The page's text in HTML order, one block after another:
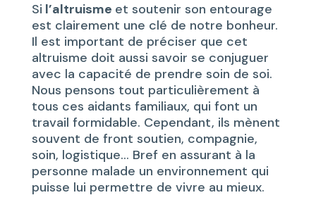
Si l’altruisme et soutenir son entourage
est clairement une clé de notre bonheur.
Il est important de préciser que cet
altruisme doit aussi savoir se conjuguer
avec la capacité de prendre soin de soi.
Nous pensons tout particulièrement à
tous ces aidants familiaux, qui font un
travail formidable. Cependant, ils mènent
souvent de front soutien, compagnie,
soin, logistique… Bref en assurant à la
personne malade un environnement qui
puisse lui permettre de vivre au mieux.